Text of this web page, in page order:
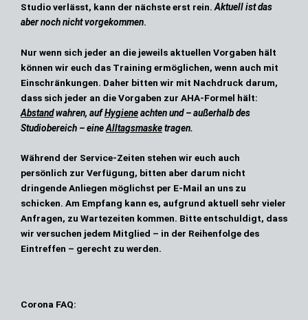
Studio verlässt, kann der nächste erst rein. Aktuell ist das
aber noch nicht vorgekommen.
Nur wenn sich jeder an die jeweils aktuellen Vorgaben hält
können wir euch das Training ermöglichen, wenn auch mit
Einschränkungen. Daher bitten wir mit Nachdruck darum,
dass sich jeder an die Vorgaben zur AHA-Formel hält:
Abstandwahren, aufHygieneachten und – außerhalb des
Studiobereich – eineAlltagsmasketragen.
Während der Service-Zeiten stehen wir euch auch
persönlich zur Verfügung, bitten aber darum nicht
dringende Anliegen möglichst per E-Mail an uns zu
schicken. Am Empfang kann es, aufgrund aktuell sehr vieler
Anfragen, zu Wartezeiten kommen. Bitte entschuldigt, dass
wir versuchen jedem Mitglied – in der Reihenfolge des
Eintreffen – gerecht zu werden.
Corona FAQ: